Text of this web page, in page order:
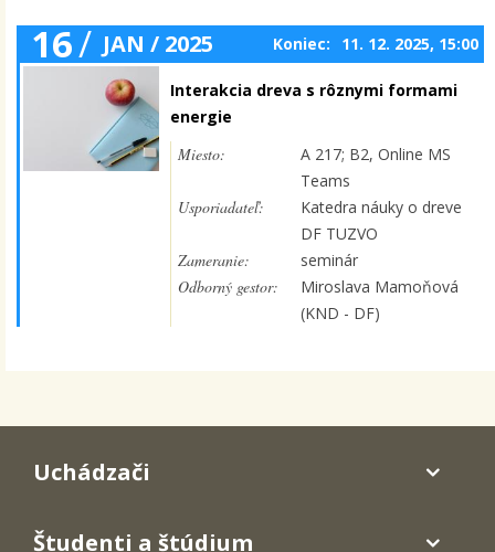
16/ JAN / 2025 Koniec: 11. 12. 2025, 15:00
Interakcia dreva s rôznymi formami
energie
Miesto:
A 217; B2, Online MS
Teams
Usporiadateľ:
Katedra náuky o dreve
DF TUZVO
Zameranie:
seminár
Odborný gestor:
Miroslava Mamoňová
(KND - DF)
Uchádzači
Študenti a štúdium